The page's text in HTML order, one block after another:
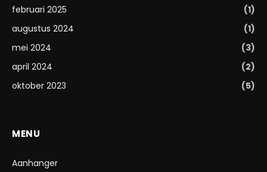
februari 2025
(1)
augustus 2024
(1)
mei 2024
(3)
april 2024
(2)
oktober 2023
(5)
MENU
Aanhanger